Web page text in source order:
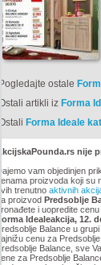
ostale
artikli iz Forma
Forma Ideale
nije
vam objedinjen
proizvoda koji su
trenutno aktivnih
proizvod Predsoblje
i uopredite
Idealeakcija, 12.
Balance u
cenu za
Balance, sve
za Predsoblje